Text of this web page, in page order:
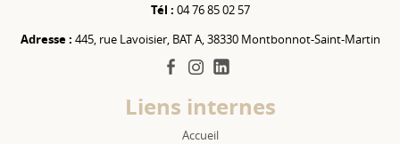
Tél : 04 76 85 02 57
Adresse : 445, rue Lavoisier, BAT A, 38330 Montbonnot-Saint-Martin
facebook
instagram
Liens internes
Accueil